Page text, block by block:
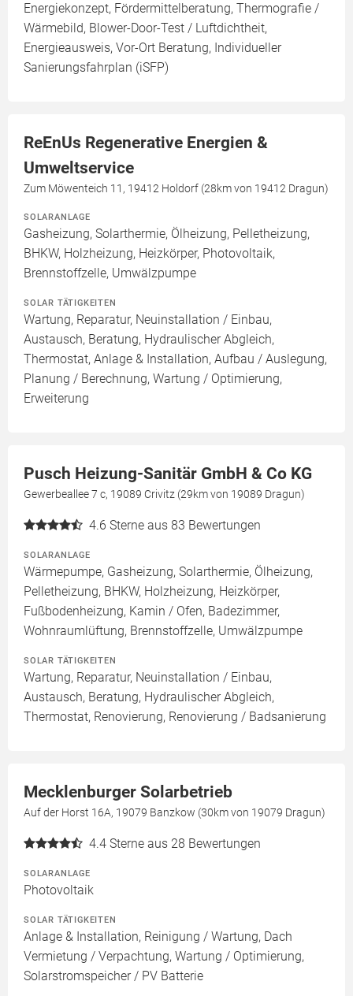
Energiekonzept, Fördermittelberatung, Thermografie /
Wärmebild, Blower-Door-Test / Luftdichtheit,
Energieausweis, Vor-Ort Beratung, Individueller
Sanierungsfahrplan (iSFP)
ReEnUs Regenerative Energien &
Umweltservice
Zum Möwenteich 11, 19412 Holdorf (28km von 19412 Dragun)
SOLARANLAGE
Gasheizung, Solarthermie, Ölheizung, Pelletheizung,
BHKW, Holzheizung, Heizkörper, Photovoltaik,
Brennstoffzelle, Umwälzpumpe
SOLAR TÄTIGKEITEN
Wartung, Reparatur, Neuinstallation / Einbau,
Austausch, Beratung, Hydraulischer Abgleich,
Thermostat, Anlage & Installation, Aufbau / Auslegung,
Planung / Berechnung, Wartung / Optimierung,
Erweiterung
Pusch Heizung-Sanitär GmbH & Co KG
Gewerbeallee 7 c, 19089 Crivitz (29km von 19089 Dragun)
4.6 Sterne aus 83 Bewertungen
SOLARANLAGE
Wärmepumpe, Gasheizung, Solarthermie, Ölheizung,
Pelletheizung, BHKW, Holzheizung, Heizkörper,
Fußbodenheizung, Kamin / Ofen, Badezimmer,
Wohnraumlüftung, Brennstoffzelle, Umwälzpumpe
SOLAR TÄTIGKEITEN
Wartung, Reparatur, Neuinstallation / Einbau,
Austausch, Beratung, Hydraulischer Abgleich,
Thermostat, Renovierung, Renovierung / Badsanierung
Mecklenburger Solarbetrieb
Auf der Horst 16A, 19079 Banzkow (30km von 19079 Dragun)
4.4 Sterne aus 28 Bewertungen
SOLARANLAGE
Photovoltaik
SOLAR TÄTIGKEITEN
Anlage & Installation, Reinigung / Wartung, Dach
Vermietung / Verpachtung, Wartung / Optimierung,
Solarstromspeicher / PV Batterie